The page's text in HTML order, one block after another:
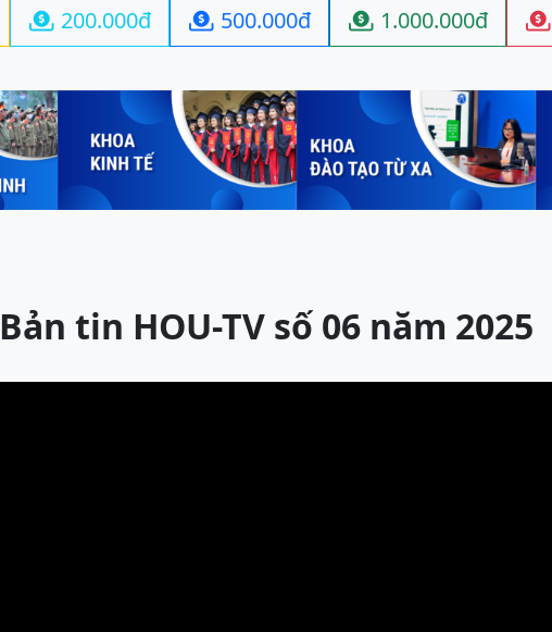
 200.000đ  500.000đ  1.000.000đ 
Bản tin HOU-TV số 06 năm 2025